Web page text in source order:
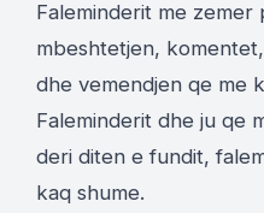
Faleminderit me
mbeshtetjen,
dhe vemendjen qe me
Faleminderit dhe ju qe
deri diten e fundit,
kaq shume.